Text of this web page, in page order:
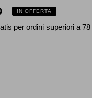
IN OFFERTA
per ordini superiori a